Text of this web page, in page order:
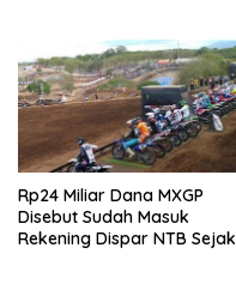
Rp24 Miliar Dana MXGP
Disebut Sudah Masuk
Rekening Dispar NTB Sejak